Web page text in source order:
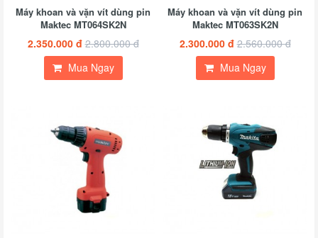
Máy khoan và vặn vít dùng pin
Maktec MT064SK2N
2.350.000 đ 2.800.000 đ
Mua Ngay
Máy khoan và vặn vít dùng pin
Maktec MT063SK2N
2.300.000 đ 2.560.000 đ
Mua Ngay